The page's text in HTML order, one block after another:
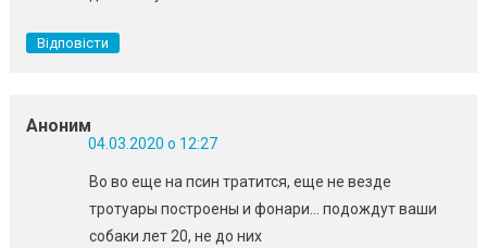
Відповісти
Аноним
04.03.2020 о 12:27
Во во еще на псин тратится, еще не везде
тротуары построены и фонари… подождут ваши
собаки лет 20, не до них